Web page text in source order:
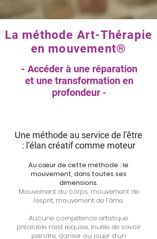
La méthode Art-Thérapie
en mouvement®
- Accéder à une réparation
et une transformation en
profondeur -
Une méthode au service de l’être
: l’élan créatif comme moteur
Au cœur de cette méthode : le
mouvement, dans toutes ses
dimensions.
Mouvement du corps, mouvement de
l’esprit, mouvement de l’âme.
Aucune compétence artistique
préalable n’est requise. Inutile de savoir
peindre, danser ou jouer d’un